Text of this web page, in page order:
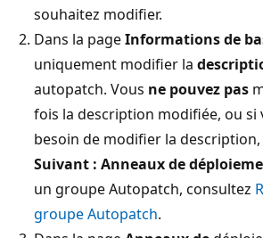
souhaitez modifier.
Dans la pageInformations de
uniquement modifier la
autopatch. Vous ne pouvez pas
fois la description modifiée, ou si
besoin de modifier la
Suivant : Anneaux de
un groupe Autopatch, consultez
groupe Autopatch.